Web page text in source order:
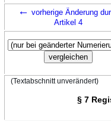
← vorherige Änderung
Artikel 4
(Textabschnitt unverändert)
§ 7